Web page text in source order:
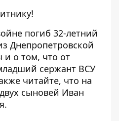
погиб 32-летний
Днепропетровской
и о том, что от
сержант ВСУ
читайте, что на
сыновей Иван